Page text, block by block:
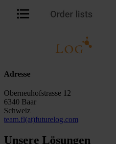
Adresse
Oberneuhofstrasse 12
6340 Baar
Schweiz
team.fl(at)futurelog.com
Unsere Lösungen